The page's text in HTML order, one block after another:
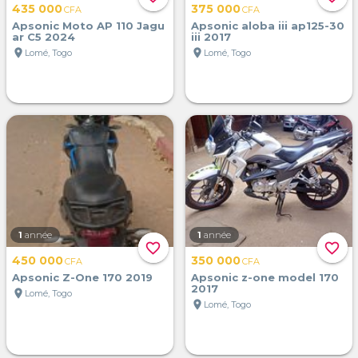
435 000CFA
Apsonic Moto AP 110 Jagu
ar C5 2024
location_on Lomé, Togo
375 000CFA
Apsonic aloba iii ap125-30
iii 2017
location_on Lomé, Togo
favorite_border
1 année
450 000CFA
Apsonic Z-One 170 2019
location_on Lomé, Togo
favorite_border
1 année
350 000CFA
Apsonic z-one model 170
2017
location_on Lomé, Togo